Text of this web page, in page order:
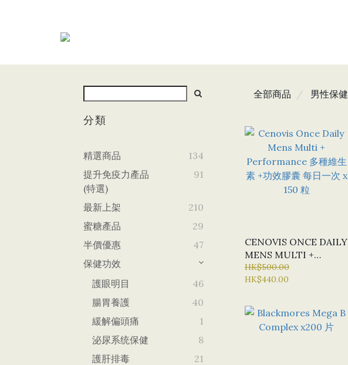
分類
精選商品
134
提升免疫力產品
(特選)
91
最新上架
210
蜜糖產品
29
半價優惠
47
保健功效
護眼明目
46
腸胃養護
40
緩解偏頭痛
1
泌尿系统保健
8
護肝排毒
21
全部商品 男性保健
CENOVIS ONCE DAILY
MENS MULTI +
PERFORMANCE 多種維
生素 +功效膠囊 每日一
HK$500.00
HK$440.00